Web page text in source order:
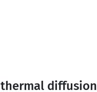
thermal diffusion